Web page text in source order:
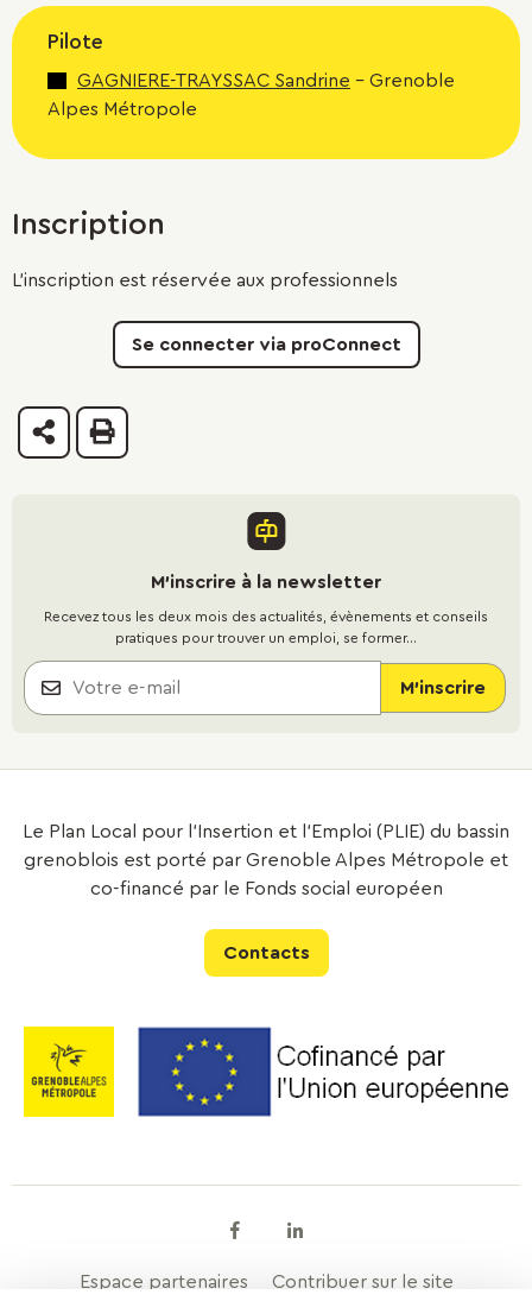
Pilote
GAGNIERE-TRAYSSAC Sandrine - Grenoble
Alpes Métropole
Inscription
L'inscription est réservée aux professionnels
Se connecter via proConnect
PartagerImprimer
M'inscrire à la newsletter
Recevez tous les deux mois des actualités, évènements et conseils
pratiques pour trouver un emploi, se former...
Le Plan Local pour l’Insertion et l’Emploi (PLIE) du bassin
grenoblois est porté par Grenoble Alpes Métropole et
co-financé par le Fonds social européen
Contacts
FacebookLinkedin
Espace partenaires Contribuer sur le site